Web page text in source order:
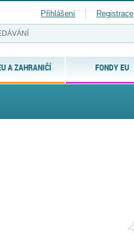
A ZAHRANIČÍ FONDY EU
Přihlášení Registrace